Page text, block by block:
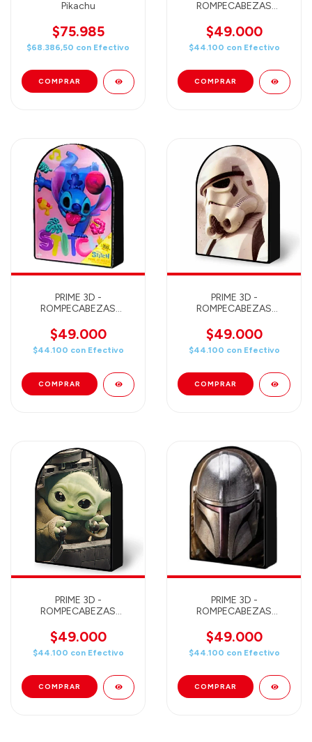
Pikachu
$75.985
$68.386,50 con Efectivo
ROMPECABEZAS
TOY STORY WOODY
300 PIEZAS 46X31 -
35747
$49.000
$44.100 con Efectivo
PRIME 3D -
ROMPECABEZAS
STITCH 300 PIEZAS 46
X 31 - 35726
$49.000
$44.100 con Efectivo
PRIME 3D -
ROMPECABEZAS
STORMTROOPER 300
PIEZAS 46X31 - 35764
$49.000
$44.100 con Efectivo
PRIME 3D -
ROMPECABEZAS
THE MANDALORIAN
GROGU 300 PIEZAS
46X31 - 35765
$49.000
$44.100 con Efectivo
PRIME 3D -
ROMPECABEZAS
THE MANDALORIAN 300
PIEZAS 46X31 - 35580
$49.000
$44.100 con Efectivo